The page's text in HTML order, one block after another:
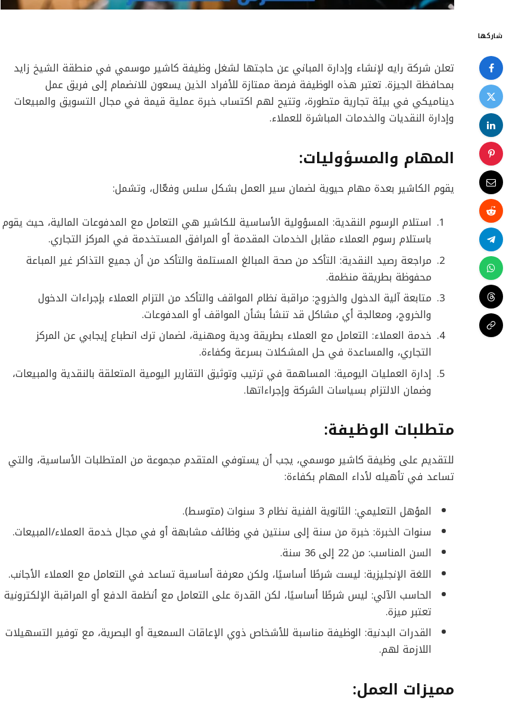
شاركها
تعلن شركة رايه لإنشاء وإدارة المباني عن حاجتها لشغل وظيفة كاشير موسمي في منطقة الشيخ زايد
بمحافظة الجيزة. تعتبر هذه الوظيفة فرصة ممتازة للأفراد الذين يسعون للانضمام إلى فريق عمل
ديناميكي في بيئة تجارية متطورة، وتتيح لهم اكتساب خبرة عملية قيمة في مجال التسويق والمبيعات
وإدارة النقديات والخدمات المباشرة للعملاء.
المهام والمسؤوليات:
يقوم الكاشير بعدة مهام حيوية لضمان سير العمل بشكل سلس وفعّال، وتشمل:
استلام الرسوم النقدية: المسؤولية الأساسية للكاشير هي التعامل مع المدفوعات المالية، حيث يقوم
باستلام رسوم العملاء مقابل الخدمات المقدمة أو المرافق المستخدمة في المركز التجاري.
مراجعة رصيد النقدية: التأكد من صحة المبالغ المستلمة والتأكد من أن جميع التذاكر غير المباعة
محفوظة بطريقة منظمة.
متابعة آلية الدخول والخروج: مراقبة نظام المواقف والتأكد من التزام العملاء بإجراءات الدخول
والخروج، ومعالجة أي مشاكل قد تنشأ بشأن المواقف أو المدفوعات.
خدمة العملاء: التعامل مع العملاء بطريقة ودية ومهنية، لضمان ترك انطباع إيجابي عن المركز
التجاري، والمساعدة في حل المشكلات بسرعة وكفاءة.
إدارة العمليات اليومية: المساهمة في ترتيب وتوثيق التقارير اليومية المتعلقة بالنقدية والمبيعات،
وضمان الالتزام بسياسات الشركة وإجراءاتها.
متطلبات الوظيفة:
للتقديم على وظيفة كاشير موسمي، يجب أن يستوفي المتقدم مجموعة من المتطلبات الأساسية، والتي
تساعد في تأهيله لأداء المهام بكفاءة:
المؤهل التعليمي: الثانوية الفنية نظام 3 سنوات (متوسط).
سنوات الخبرة: خبرة من سنة إلى سنتين في وظائف مشابهة أو في مجال خدمة العملاء/المبيعات.
السن المناسب: من 22 إلى 36 سنة.
اللغة الإنجليزية: ليست شرطًا أساسيًا، ولكن معرفة أساسية تساعد في التعامل مع العملاء الأجانب.
الحاسب الآلي: ليس شرطًا أساسيًا، لكن القدرة على التعامل مع أنظمة الدفع أو المراقبة الإلكترونية
تعتبر ميزة.
القدرات البدنية: الوظيفة مناسبة للأشخاص ذوي الإعاقات السمعية أو البصرية، مع توفير التسهيلات
اللازمة لهم.
مميزات العمل: